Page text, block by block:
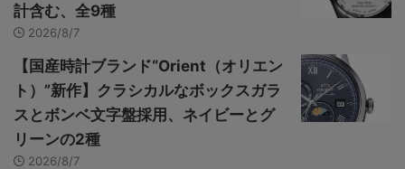
計含む、全9種
2026/8/7
【国産時計ブランド“Orient（オリエン
ト）”新作】クラシカルなボックスガラ
スとボンベ文字盤採用、ネイビーとグ
リーンの2種
2026/8/7